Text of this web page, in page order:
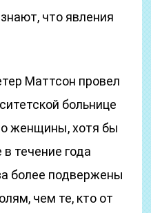
что явления
Маттсон провел
больнице
женщины, хотя бы
течение года
более подвержены
чем те, кто от